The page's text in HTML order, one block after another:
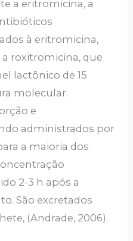
a eritromicina, a
à eritromicina,
roxitromicina, que
lactônico de 15
molecular.
e
administrados por
a maioria dos
2-3 h após a
São excretados
(Andrade, 2006).